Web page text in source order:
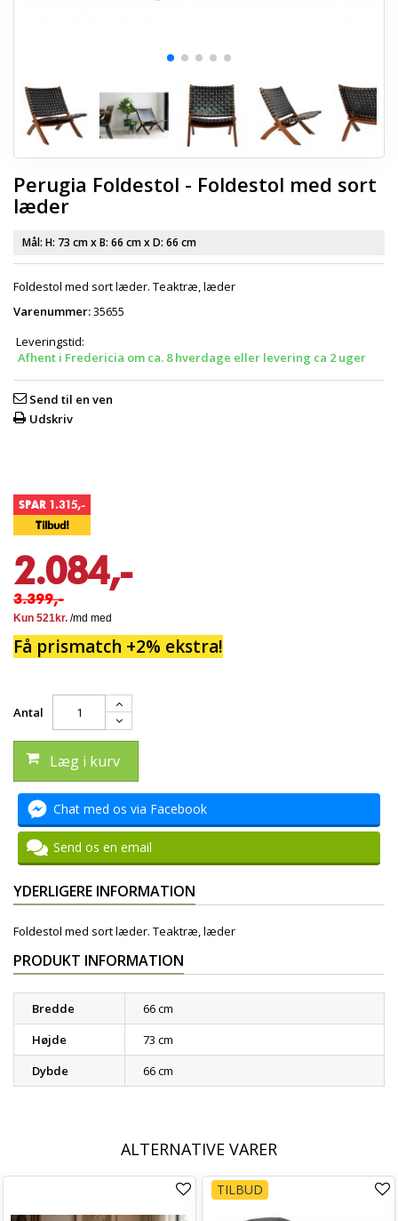
Perugia Foldestol - Foldestol med sort
læder
Mål: H: 73 cmx B: 66 cmx D: 66 cm
Foldestol med sort læder. Teaktræ, læder
Varenummer:35655
Leveringstid:
Afhent i Fredericia om ca. 8 hverdage eller levering ca 2 uger
Send til en ven
Udskriv
SPAR 1.315,-
Tilbud!
2.084,-
3.399,-
Få prismatch +2% ekstra!
Antal
Læg i kurv
Chat med os via Facebook
Send os en email
YDERLIGERE INFORMATION
Foldestol med sort læder. Teaktræ, læder
PRODUKT INFORMATION
Bredde
66 cm
Højde
73 cm
Dybde
66 cm
ALTERNATIVE VARER
TILBUD